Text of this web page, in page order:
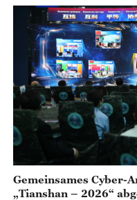
Gemeinsames Cyber-
„Tianshan – 2026“